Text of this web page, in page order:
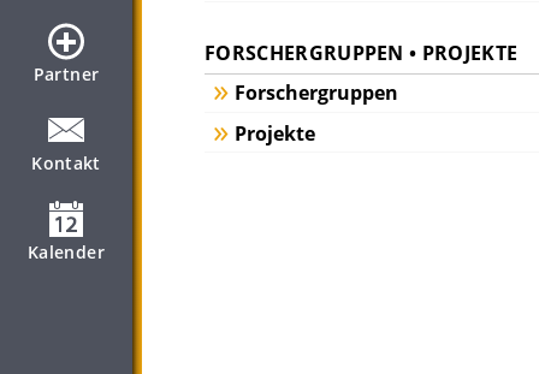
Partner
Kontakt
Kalender
FORSCHERGRUPPEN • PROJEKTE
Forschergruppen
Projekte